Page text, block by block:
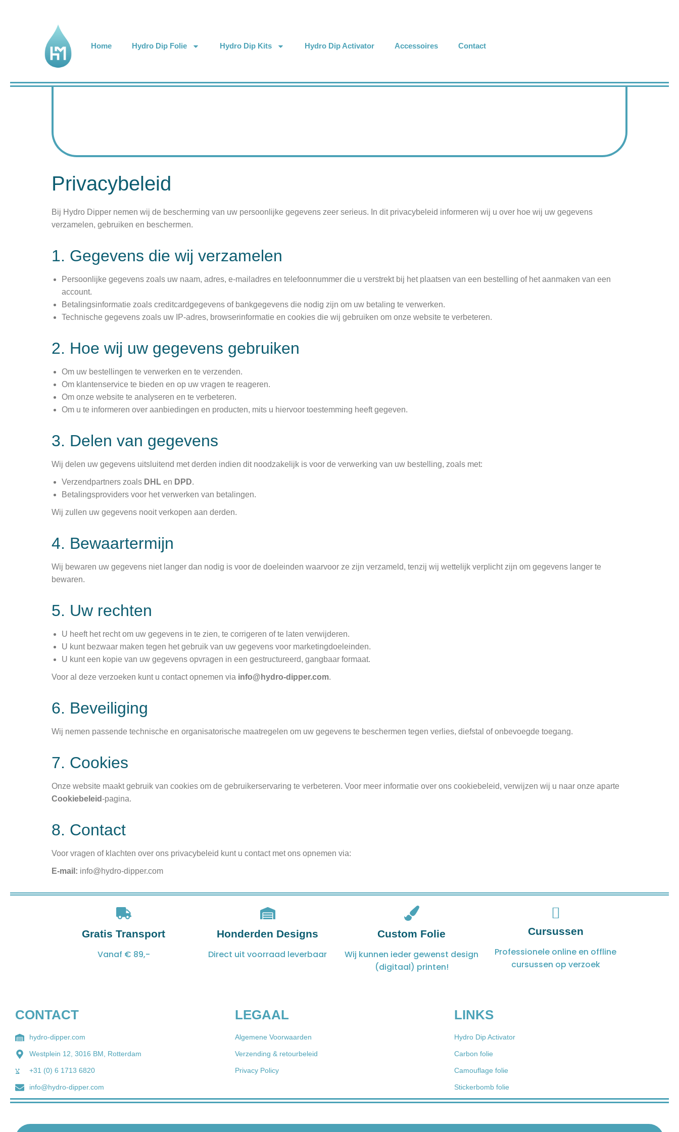
Home Hydro Dip Folie Hydro Dip Kits Hydro Dip Activator Accessoires Contact
Privacybeleid
Bij Hydro Dipper nemen wij de bescherming van uw persoonlijke gegevens zeer serieus. In dit privacybeleid informeren wij u over hoe wij uw gegevens
verzamelen, gebruiken en beschermen.
1. Gegevens die wij verzamelen
Persoonlijke gegevens zoals uw naam, adres, e-mailadres en telefoonnummer die u verstrekt bij het plaatsen van een bestelling of het aanmaken van een
account.
Betalingsinformatie zoals creditcardgegevens of bankgegevens die nodig zijn om uw betaling te verwerken.
Technische gegevens zoals uw IP-adres, browserinformatie en cookies die wij gebruiken om onze website te verbeteren.
2. Hoe wij uw gegevens gebruiken
Om uw bestellingen te verwerken en te verzenden.
Om klantenservice te bieden en op uw vragen te reageren.
Om onze website te analyseren en te verbeteren.
Om u te informeren over aanbiedingen en producten, mits u hiervoor toestemming heeft gegeven.
3. Delen van gegevens
Wij delen uw gegevens uitsluitend met derden indien dit noodzakelijk is voor de verwerking van uw bestelling, zoals met:
Verzendpartners zoals DHL en DPD.
Betalingsproviders voor het verwerken van betalingen.
Wij zullen uw gegevens nooit verkopen aan derden.
4. Bewaartermijn
Wij bewaren uw gegevens niet langer dan nodig is voor de doeleinden waarvoor ze zijn verzameld, tenzij wij wettelijk verplicht zijn om gegevens langer te
bewaren.
5. Uw rechten
U heeft het recht om uw gegevens in te zien, te corrigeren of te laten verwijderen.
U kunt bezwaar maken tegen het gebruik van uw gegevens voor marketingdoeleinden.
U kunt een kopie van uw gegevens opvragen in een gestructureerd, gangbaar formaat.
Voor al deze verzoeken kunt u contact opnemen via info@hydro-dipper.com.
6. Beveiliging
Wij nemen passende technische en organisatorische maatregelen om uw gegevens te beschermen tegen verlies, diefstal of onbevoegde toegang.
7. Cookies
Onze website maakt gebruik van cookies om de gebruikerservaring te verbeteren. Voor meer informatie over ons cookiebeleid, verwijzen wij u naar onze aparte
Cookiebeleid-pagina.
8. Contact
Voor vragen of klachten over ons privacybeleid kunt u contact met ons opnemen via:
E-mail: info@hydro-dipper.com
Gratis Transport
Vanaf € 89,-
Honderden Designs
Direct uit voorraad leverbaar
Custom Folie
Wij kunnen ieder gewenst design
(digitaal) printen!
Cursussen
Professionele online en offline
cursussen op verzoek
CONTACT
hydro-dipper.com
Westplein 12, 3016 BM, Rotterdam
+31 (0) 6 1713 6820
info@hydro-dipper.com
LEGAAL
Algemene Voorwaarden
Verzending & retourbeleid
Privacy Policy
LINKS
Hydro Dip Activator
Carbon folie
Camouflage folie
Stickerbomb folie